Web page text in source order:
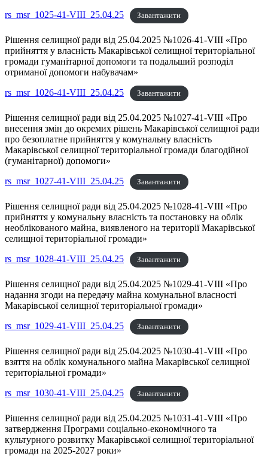
rs_msr_1025-41-VIII_25.04.25
Завантажити
Рішення селищної ради від 25.04.2025 №1026-41-VIII «Про
прийняття у власність Макарівської селищної територіальної
громади гуманітарної допомоги та подальший розподіл
отриманої допомоги набувачам»
rs_msr_1026-41-VIII_25.04.25
Завантажити
Рішення селищної ради від 25.04.2025 №1027-41-VIII «Про
внесення змін до окремих рішень Макарівської селищної ради
про безоплатне прийняття у комунальну власність
Макарівської селищної територіальної громади благодійної
(гуманітарної) допомоги»
rs_msr_1027-41-VIII_25.04.25
Завантажити
Рішення селищної ради від 25.04.2025 №1028-41-VIII «Про
прийняття у комунальну власність та постановку на облік
необлікованого майна, виявленого на території Макарівської
селищної територіальної громади»
rs_msr_1028-41-VIII_25.04.25
Завантажити
Рішення селищної ради від 25.04.2025 №1029-41-VIII «Про
надання згоди на передачу майна комунальної власності
Макарівської селищної територіальної громади»
rs_msr_1029-41-VIII_25.04.25
Завантажити
Рішення селищної ради від 25.04.2025 №1030-41-VIII «Про
взяття на облік комунального майна Макарівської селищної
територіальної громади»
rs_msr_1030-41-VIII_25.04.25
Завантажити
Рішення селищної ради від 25.04.2025 №1031-41-VIII «Про
затвердження Програми соціально-економічного та
культурного розвитку Макарівської селищної територіальної
громади на 2025-2027 роки»